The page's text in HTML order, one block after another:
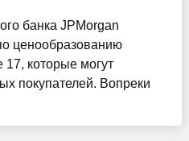
банка JPMorgan
ценообразованию
которые могут
покупателей. Вопреки